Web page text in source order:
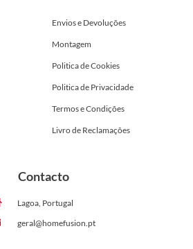
Envios e Devoluções
Montagem
Politica de Cookies
Politica de Privacidade
Termos e Condições
Livro de Reclamações
Contacto
Lagoa, Portugal
geral@homefusion.pt